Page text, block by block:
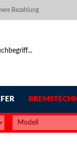
Bezahlung